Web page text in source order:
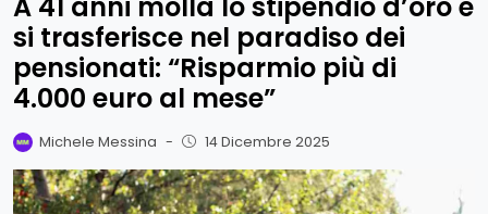
si trasferisce nel paradiso dei
pensionati: “Risparmio più di
4.000 euro al mese”
Michele Messina - 14 Dicembre 2025